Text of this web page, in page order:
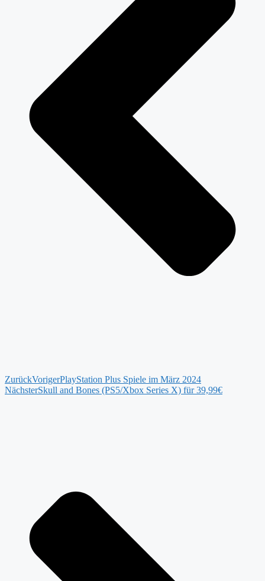
ZurückVorigerPlayStation Plus Spiele im März 2024
NächsterSkull and Bones (PS5/Xbox Series X) für 39,99€